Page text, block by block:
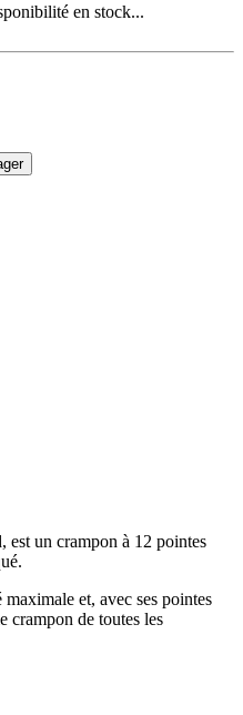
en stock...
est un crampon à 12 pointes
et, avec ses pointes
crampon de toutes les